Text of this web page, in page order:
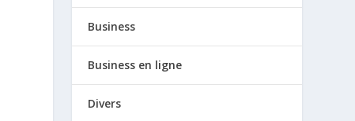
Business
Business en ligne
Divers